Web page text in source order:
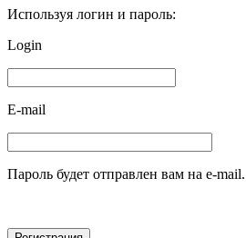
Используя логин и пароль:
Login
E-mail
Пароль будет отправлен вам на e-mail.